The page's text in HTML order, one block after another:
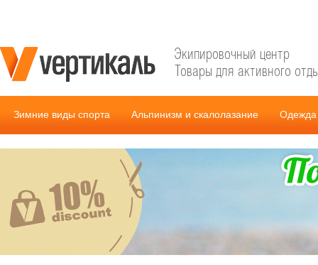
Экипировочный центр
Товары для активного
Зимние виды спорта Альпинизм и скалолазание Одежда